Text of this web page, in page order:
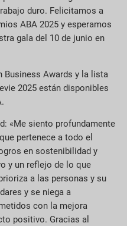
duro. Felicitamos a
ABA 2025 y esperamos
gala del 10 de junio en
Business Awards y la lista
2025 están disponibles
«Me siento profundamente
pertenece a todo el
en sostenibilidad y
y un reflejo de lo que
a las personas y su
y se niega a
con la mejora
positivo. Gracias al